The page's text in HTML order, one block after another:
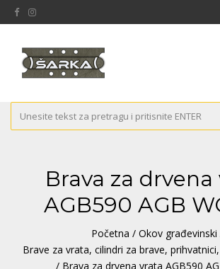
Brava za drvena
AGB590 AGB
Početna / Okov građevinski
Brave za vrata, cilindri za brave,
/ Brava za drvena vrata AGB590